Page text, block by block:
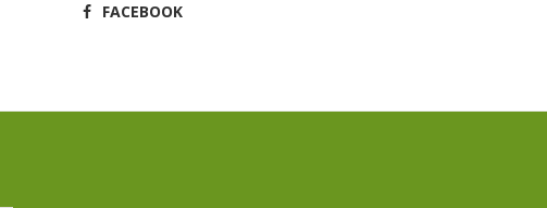
FACEBOOK